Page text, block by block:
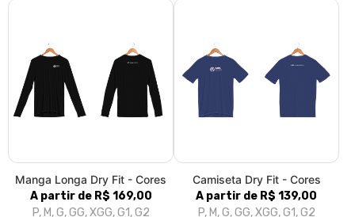
Manga Longa Dry Fit - Cores
A partir de R$ 169,00
P, M, G, GG, XGG, G1, G2
Camiseta Dry Fit - Cores
A partir de R$ 139,00
P, M, G, GG, XGG, G1, G2